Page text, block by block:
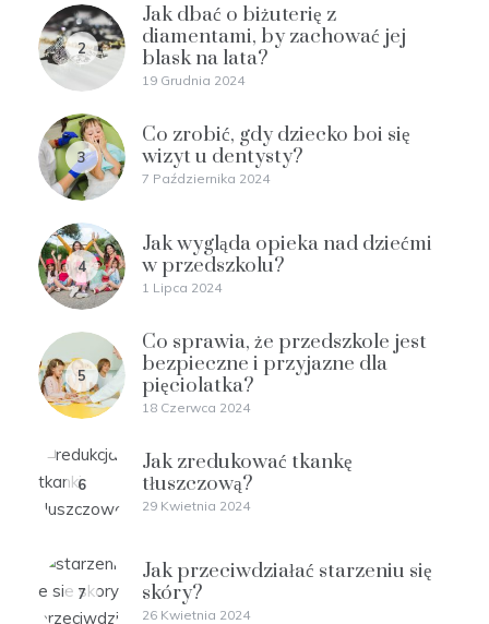
2
Jak dbać o biżuterię z
diamentami, by zachować jej
blask na lata?
19 Grudnia 2024
3
Co zrobić, gdy dziecko boi się
wizyt u dentysty?
7 Października 2024
4
Jak wygląda opieka nad dziećmi
w przedszkolu?
1 Lipca 2024
5
Co sprawia, że przedszkole jest
bezpieczne i przyjazne dla
pięciolatka?
18 Czerwca 2024
6
Jak zredukować tkankę
tłuszczową?
29 Kwietnia 2024
7
Jak przeciwdziałać starzeniu się
skóry?
26 Kwietnia 2024